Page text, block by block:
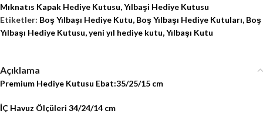
Mıknatıs Kapak Hediye Kutusu,Yılbaşi Hediye Kutusu
Etiketler: Boş Yılbaşı Hediye Kutu, Boş Yılbaşı Hediye Kutuları, Boş
Yılbaşı Hediye Kutusu,yeni yıl hediye kutu,Yılbaşı Kutu
Açıklama
Premium Hediye Kutusu Ebat:35/25/15 cm
İÇ Havuz Ölçüleri 34/24/14 cm